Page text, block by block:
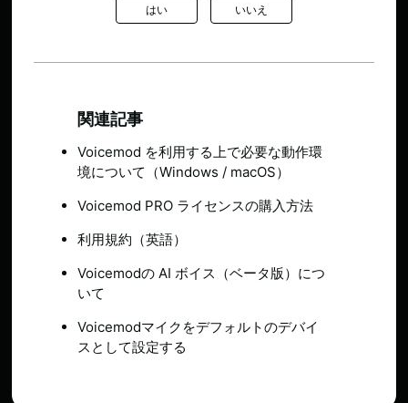
はい いいえ
関連記事
Voicemod を利用する上で必要な動作環
境について（Windows / macOS）
Voicemod PRO ライセンスの購入方法
利用規約（英語）
Voicemodの AI ボイス（ベータ版）につ
いて
Voicemodマイクをデフォルトのデバイ
スとして設定する